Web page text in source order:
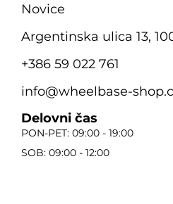
Novice
Argentinska ulica 13,
+386 59 022 761
info@wheelbase-
Delovni čas
PON-PET: 09:00 - 19:00
SOB: 09:00 - 12:00